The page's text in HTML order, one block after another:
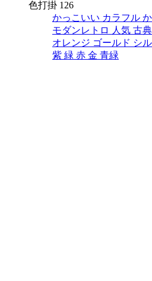
色打掛 126
かっこいい カラフル
モダンレトロ 人気 古
オレンジ ゴールド シ
紫 緑 赤 金 青緑